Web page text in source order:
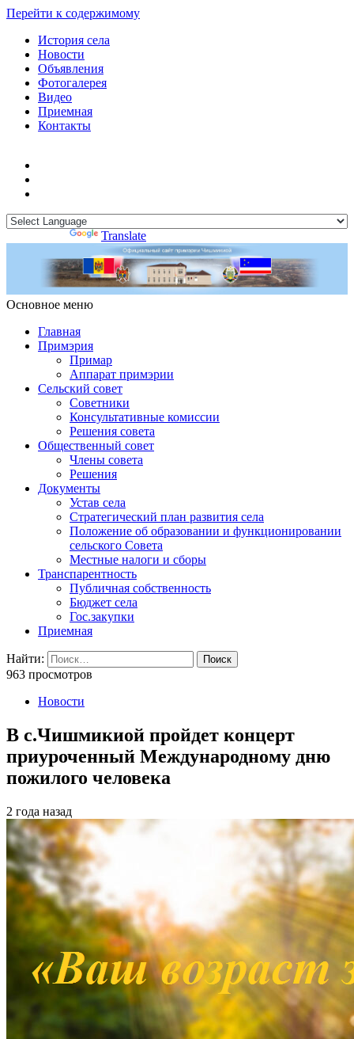
Перейти к содержимому
История села
Новости
Объявления
Фотогалерея
Видео
Приемная
Контакты
Translate
Основное меню
Примэрия Чишмикиой
Главная
Примэрия
Примар
Аппарат примэрии
Сельский совет
Советники
Консультативные комиссии
Решения совета
Общественный совет
Члены совета
Решения
Документы
Устав села
Стратегический план развития села
Положение об образовании и функционировании
сельского Совета
Местные налоги и сборы
Транспарентность
Публичная собственность
Бюджет села
Гос.закупки
Приемная
Найти:
963 просмотров
Новости
В с.Чишмикиой пройдет концерт
приуроченный Международному дню
пожилого человека
2 года назад